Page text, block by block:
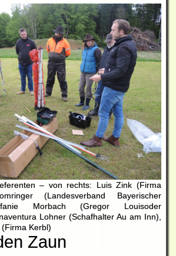
– von rechts: Luis Zink (Firma
(Landesverband Bayerischer
Morbach (Gregor Louisoder
Lohner (Schafhalter Au am Inn),
Kerbl)
Zaun